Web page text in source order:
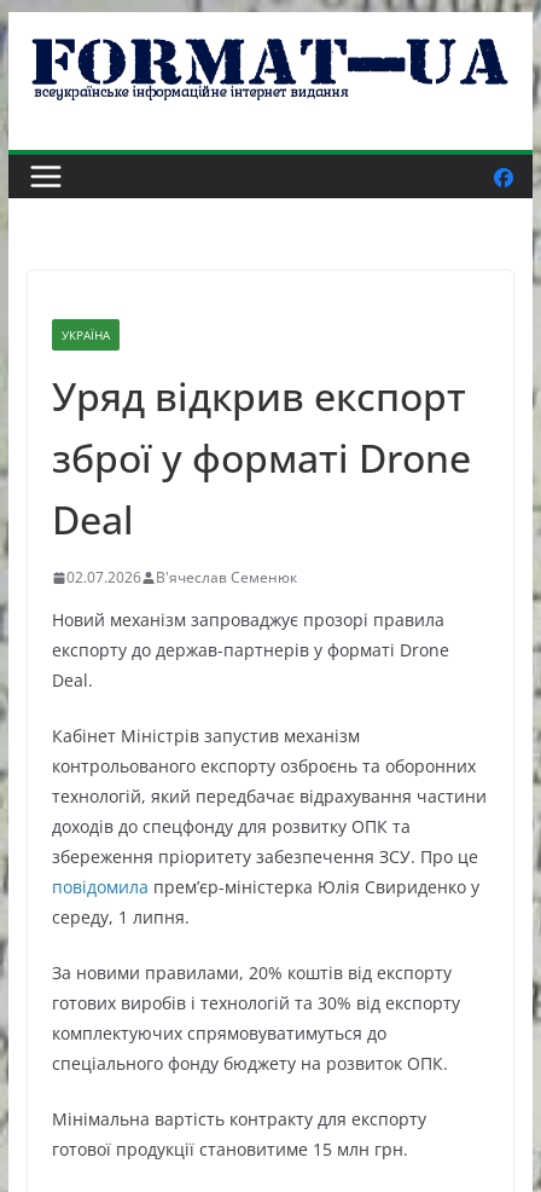
Skip
content
УКРАЇНА
Уряд відкрив експорт
зброї у форматі Drone
Deal
02.07.2026 В'ячеслав Семенюк
Новий механізм запроваджує прозорі правила
експорту до держав-партнерів у форматі Drone
Deal.
Кабінет Міністрів запустив механізм
контрольованого експорту озброєнь та оборонних
технологій, який передбачає відрахування частини
доходів до спецфонду для розвитку ОПК та
збереження пріоритету забезпечення ЗСУ. Про це
повідомила прем’єр-міністерка Юлія Свириденко у
середу, 1 липня.
За новими правилами, 20% коштів від експорту
готових виробів і технологій та 30% від експорту
комплектуючих спрямовуватимуться до
спеціального фонду бюджету на розвиток ОПК.
Мінімальна вартість контракту для експорту
готової продукції становитиме 15 млн грн.